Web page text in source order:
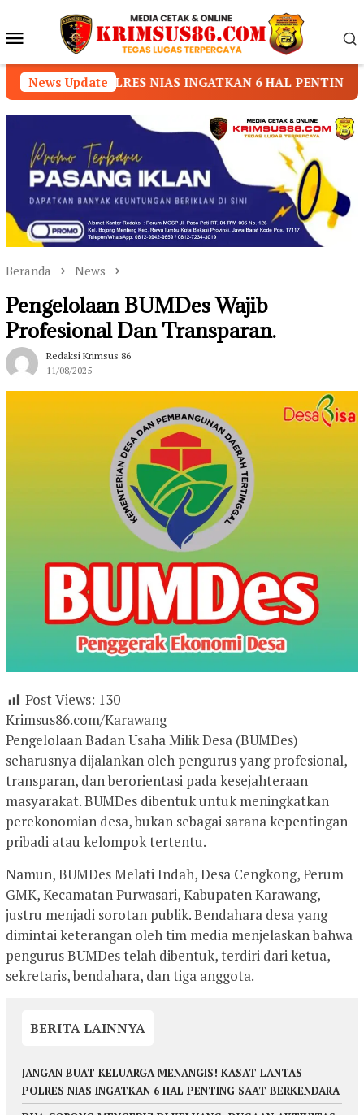
konten Menu
Mobile
News Update
NIAS INGATKAN 6 HAL PENTING SAAT BERKENDARA
Beranda News
Pengelolaan BUMDes Wajib
Profesional Dan Transparan.
Redaksi Krimsus 86
11/08/2025
Post Views: 130
Krimsus86.com/Karawang
Pengelolaan Badan Usaha Milik Desa (BUMDes)
seharusnya dijalankan oleh pengurus yang profesional,
transparan, dan berorientasi pada kesejahteraan
masyarakat. BUMDes dibentuk untuk meningkatkan
perekonomian desa, bukan sebagai sarana kepentingan
pribadi atau kelompok tertentu.
Namun, BUMDes Melati Indah, Desa Cengkong, Perum
GMK, Kecamatan Purwasari, Kabupaten Karawang,
justru menjadi sorotan publik. Bendahara desa yang
dimintai keterangan oleh tim media menjelaskan bahwa
pengurus BUMDes telah dibentuk, terdiri dari ketua,
sekretaris, bendahara, dan tiga anggota.
BERITA LAINNYA
JANGAN BUAT KELUARGA MENANGIS! KASAT LANTAS
POLRES NIAS INGATKAN 6 HAL PENTING SAAT BERKENDARA